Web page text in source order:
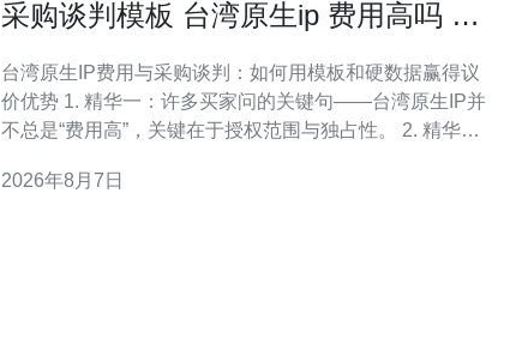
采购谈判模板 台湾原生ip 费用高吗 时
台湾原生IP费用与采购谈判：如何用模板和硬数据赢得议
价优势 1. 精华一：许多买家问的关键句——台湾原生IP并
不总是“费用高”，关键在于授权范围与独占性。 2. 精华
围、质控与撤销条款做为硬性条目。 3. 精华三：掌握5大
2026年8月7日